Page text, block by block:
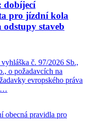
dobíjecí
pro jízdní kola
staveb
č. 97/2026 Sb.,
o požadavcích na
evropského práva
…